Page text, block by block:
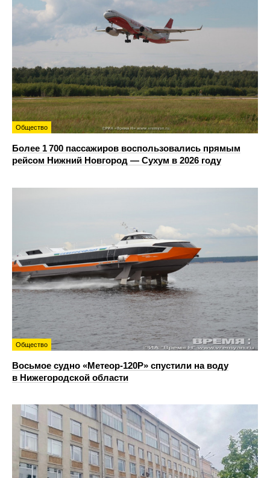
Общество
Более 1 700 пассажиров воспользовались прямым
рейсом Нижний Новгород — Сухум в 2026 году
Общество
Восьмое судно «Метеор-120Р» спустили на воду
в Нижегородской области